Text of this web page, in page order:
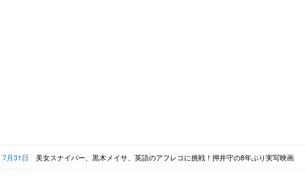
7月31日 美女スナイパー、黒木メイサ、英語のアフレコに挑戦！押井守の8年ぶり実写映画